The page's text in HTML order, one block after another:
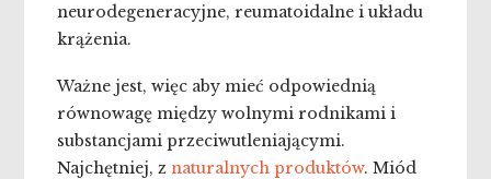
neurodegeneracyjne, reumatoidalne i układu
krążenia.
Ważne jest, więc aby mieć odpowiednią
równowagę między wolnymi rodnikami i
substancjami przeciwutleniającymi.
Najchętniej, z naturalnych produktów. Miód